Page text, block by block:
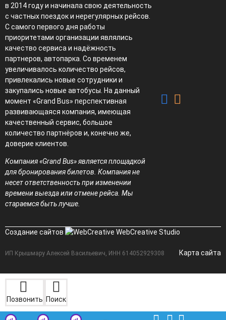
в 2014 году и начинала свою деятельность
с частных поездок и нерегулярных рейсов.
С самого первого дня работы
приоритетами организации являлись
качество сервиса и надёжность
партнеров, автопарка. Со временем
увеличивалось количество рейсов,
привлекались новые сотрудники и
закупались новые автобусы. На данный
момент «Grand Bus» перспективная
развивающаяся компания, имеющая
качественный сервис, большое
количество партнёров и, конечно же,
доверие клиентов.
Компания «Grand Bus» является площадкой
для бронирования билетов. Компания не
несет ответственность при изменении
времени выезда или отмене рейса. Мы
стараемся быть лучше.
Создание сайтов WebCreative Studio
ИП Крышмару Алексей Васильевич, ИНН 614052929308 Карта сайта
Позвонить Поиск